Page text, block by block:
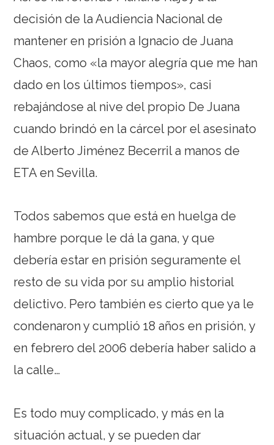
decisión de la Audiencia Nacional de
mantener en prisión a Ignacio de Juana
Chaos, como «la mayor alegría que me han
dado en los últimos tiempos», casi
rebajándose al nive del propio De Juana
cuando brindó en la cárcel por el asesinato
de Alberto Jiménez Becerril a manos de
ETA en Sevilla.
Todos sabemos que está en huelga de
hambre porque le dá la gana, y que
debería estar en prisión seguramente el
resto de su vida por su amplio historial
delictivo. Pero también es cierto que ya le
condenaron y cumplió 18 años en prisión, y
en febrero del 2006 debería haber salido a
la calle…
Es todo muy complicado, y más en la
situación actual, y se pueden dar